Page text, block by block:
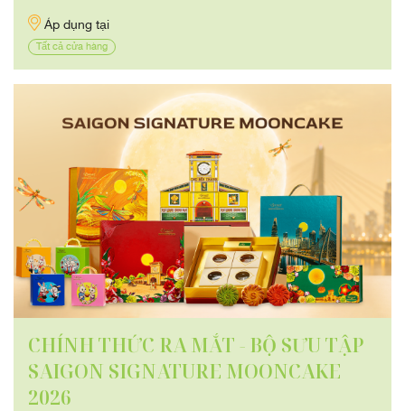
Áp dụng tại
Tất cả cửa hàng
CHÍNH THỨC RA MẮT - BỘ SƯU TẬP
SAIGON SIGNATURE MOONCAKE
2026